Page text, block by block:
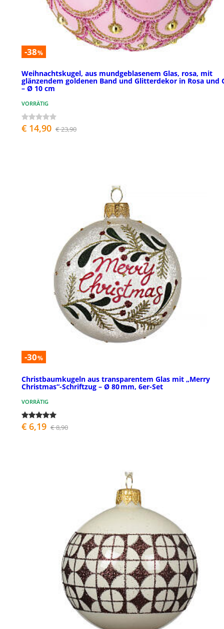
-38%
Weihnachtskugel, aus mundgeblasenem Glas, rosa, mit
glänzendem goldenen Band und Glitterdekor in Rosa und
– Ø 10 cm
VORRÄTIG
€ 14,90 € 23,90
-30%
Christbaumkugeln aus transparentem Glas mit „Merry
Christmas“-Schriftzug – Ø 80 mm, 6er-Set
VORRÄTIG
€ 6,19 € 8,90